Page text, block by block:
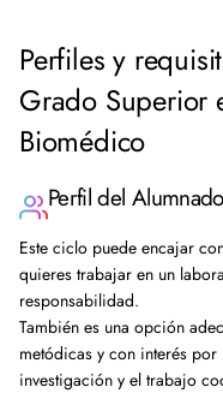
Perfiles y
Grado Superior
Biomédico
Perfil del Alumnado
Este ciclo puede encajar
quieres trabajar en un
responsabilidad.
También es una opción
metódicas y con interés
investigación y el trabajo